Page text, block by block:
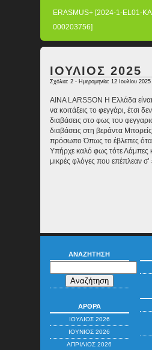
ERASMUS+ [2024-1-EL01-
000203756]
ΙΟΥΛΙΟΣ 2025
Σχόλια: 2 - Ημερομηνία: 12 Ιουλίου 2025
AINA LARSSON Η Ελλάδα
να κοιτάξεις το φεγγάρι, έτσι
διαβάσεις στο φως του
διαβάσεις στη βεράντα
πρόσωπο Όπως το έβλεπες
Υπήρχε καλό φως τότε Λάμπες
μικρές φλόγες που επέπλεαν
ΑΝΑΖΉΤΗΣΗ
ΆΡΘΡΑ
ΙΟΎΛΙΟΣ 2026
ΙΟΎΝΙΟΣ 2026
ΑΠΡΊΛΙΟΣ 2026